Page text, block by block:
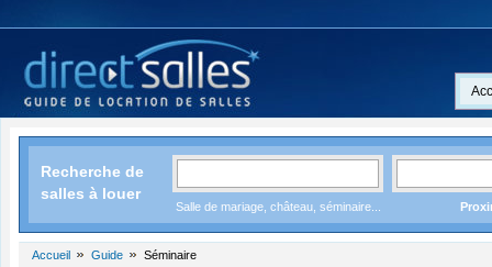
Recherche de
salles à louer
Salle de mariage, château, séminaire...
Accueil Guide Séminaire